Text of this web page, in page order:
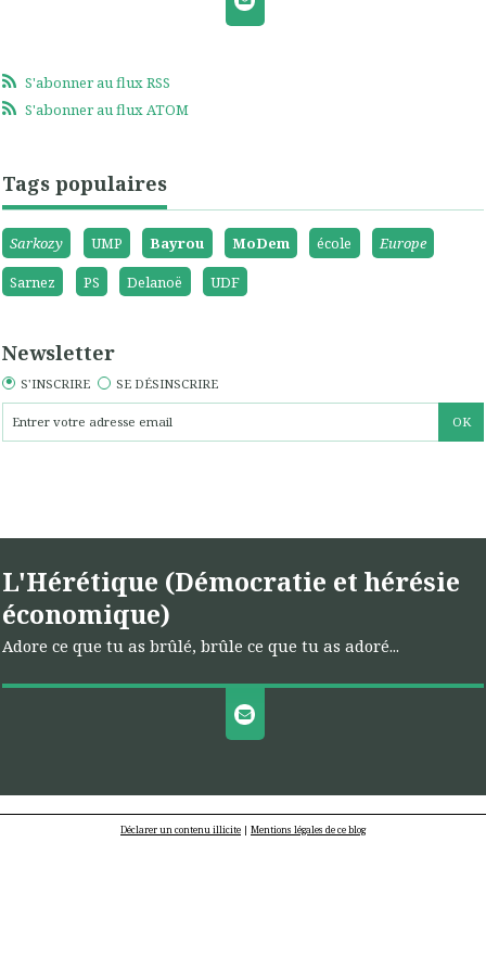
S'abonner au flux RSS
S'abonner au flux ATOM
Tags populaires
Sarkozy UMP Bayrou MoDem école
Europe
Sarnez
PS Delanoë UDF
Newsletter
S'INSCRIRE SE DÉSINSCRIRE
L'Hérétique (Démocratie et hérésie
économique)
Adore ce que tu as brûlé, brûle ce que tu as adoré...
Déclarer un contenu illicite | Mentions légales de ce blog